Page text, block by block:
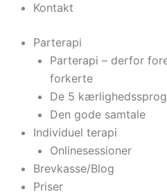
Kontakt
Parterapi
Parterapi – derfor
forkerte
De 5 kærlighedssprog
Den gode samtale
Individuel terapi
Onlinesessioner
Brevkasse/Blog
Priser